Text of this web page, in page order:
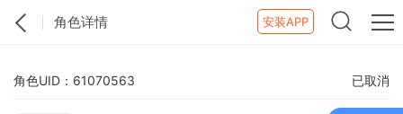
角色详情 安装APP
已取消
角色UID：61070563